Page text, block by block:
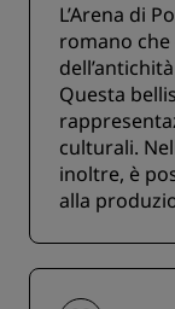
L’Arena di
romano
Questa
culturali.
inoltre, è
alla